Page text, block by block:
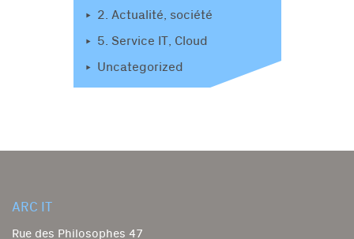
2. Actualité, société
5. Service IT, Cloud
Uncategorized
ARC IT
Rue des Philosophes 47